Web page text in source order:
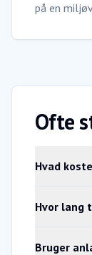
på en
Ofte
Hvad
Hvor lang
Bruger